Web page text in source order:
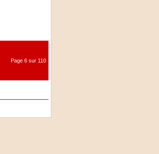
Page 6 sur 110